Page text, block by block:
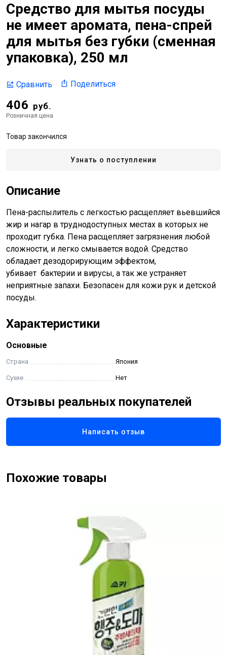
Средство для мытья посуды
не имеет аромата, пена-спрей
для мытья без губки (сменная
упаковка), 250 мл
Сравнить Поделиться
406 руб.
Розничная цена
Товар закончился
Узнать о поступлении
Описание
Пена-распылитель с легкостью расщепляет вьевшийся
жир и нагар в труднодоступных местах в которых не
проходит губка. Пена расщепляет загрязнения любой
сложности, и легко смывается водой. Средство
обладает дезодорирующим эффектом,
убивает бактерии и вирусы, а так же устраняет
неприятные запахи. Безопасен для кожи рук и детской
посуды.
Характеристики
Основные
Страна Япония
Сухие Нет
Отзывы реальных покупателей
Написать отзыв
Похожие товары